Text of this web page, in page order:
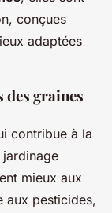
conçues
adaptées
graines
contribue à la
mieux aux
aux pesticides,